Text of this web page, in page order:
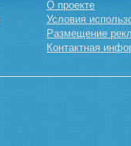
О проекте
Условия
Размещение
Контактная